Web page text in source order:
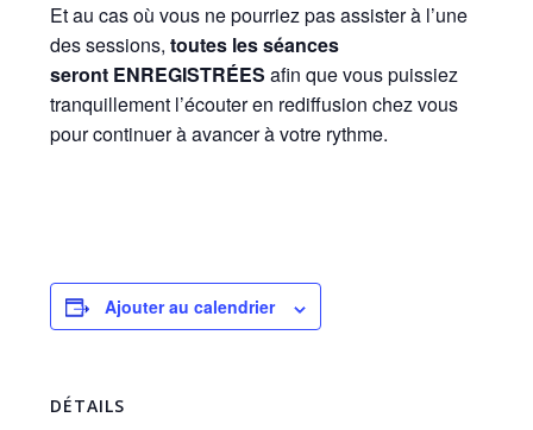
Et au cas où vous ne pourriez pas assister à l’une
des sessions,toutes les séances
seront ENREGISTRÉESafin que vous puissiez
tranquillement l’écouter en rediffusion chez vous
pour continuer à avancer à votre rythme.
Ajouter au calendrier
DÉTAILS